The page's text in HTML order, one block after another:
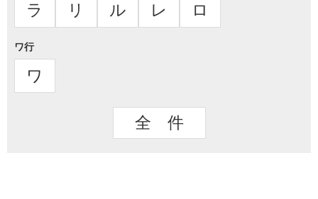
ラ リ ル レ ロ
ワ行
ワ
全 件